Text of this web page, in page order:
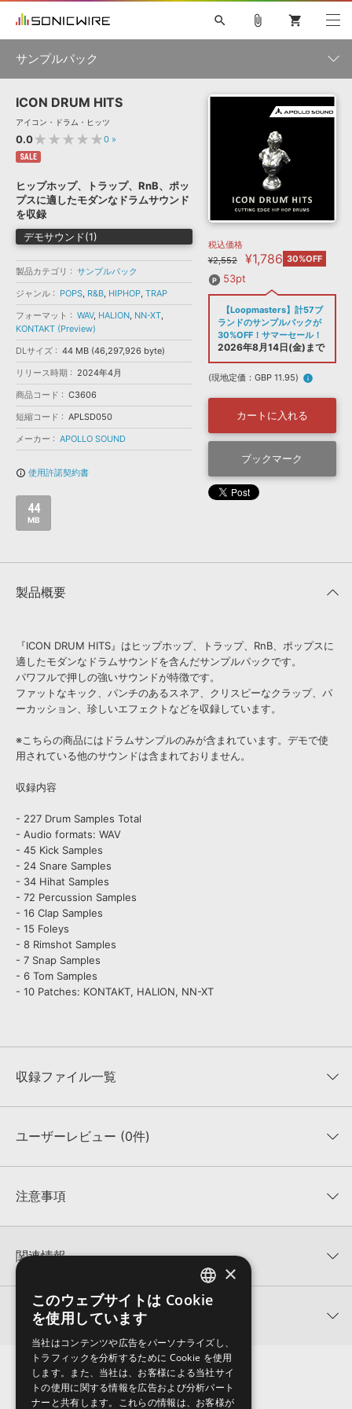
ソフト音源 »
プラグイン・エフェクト »
サンプルパック »
ソフトウェア／ツール »
DAW »
効果音 »
BGM »
特集 »
ニュースレター »
SONICWIREブログ »
製品サポート情報 »
DTMガイド »
FAQ »
お問い合わせ »
音楽カード
楽曲配信流通 サービス
無償のサウンド管理ソフト
次世代型 ボーカル・エディタ
APS
SLS
search
初音ミク NT 鏡音リン・レン V4X
MEIKO V3
KAITO V3
VOCALOID
VIENNA
EZ DRUMMER 3
ライセンスフリーBGM
DUBSTEP
ELECTRONICA
EDM TRANCE
ROUTER.FM
SONOCA
ソフト音源 プラグイン・エフェクト
ソフトウェア／ツール 効果音
attach_file shopping_cart
サンプルパック
製品一覧
メーカー
フォーマット
ランキング
ICON DRUM HITS
アイコン・ドラム・ヒッツ
0.0★★★★★0 »
SALE
ヒップホップ、トラップ、RnB、ポッ
プスに適したモダンなドラムサウンド
を収録
デモサウンド(1)
製品カテゴリ
サンプルパック
ジャンル
POPS, R&B, HIPHOP, TRAP
フォーマット
WAV, HALION, NN-XT,
KONTAKT (Preview)
DLサイズ
44 MB (46,297,926 byte)
リリース時期
2024年4月
商品コード
C3606
短縮コード
APLSD050
メーカー
APOLLO SOUND
info_outline 使用許諾契約書
44
MB
税込価格
¥2,552
¥1,786 30%OFF
53pt
【Loopmasters】計57ブ
ランドのサンプルパックが
30%OFF！サマーセール！
2026年8月14日(金)まで
(現地定価：GBP 11.95) info
カートに入れる
ブックマーク
製品概要
『ICON DRUM HITS』はヒップホップ、トラップ、RnB、ポップスに
適したモダンなドラムサウンドを含んだサンプルパックです。
パワフルで押しの強いサウンドが特徴です。
ファットなキック、パンチのあるスネア、クリスピーなクラップ、パ
ーカッション、珍しいエフェクトなどを収録しています。
※こちらの商品にはドラムサンプルのみが含まれています。デモで使
用されている他のサウンドは含まれておりません。
収録内容
- 227 Drum Samples Total
- Audio formats: WAV
- 45 Kick Samples
- 24 Snare Samples
- 34 Hihat Samples
- 72 Percussion Samples
- 16 Clap Samples
- 15 Foleys
- 8 Rimshot Samples
- 7 Snap Samples
- 6 Tom Samples
- 10 Patches: KONTAKT, HALION, NN-XT
収録ファイル一覧
収録ファイル一覧
ユーザーレビュー (0件)
★★★★★
★5
★2
★1
0%
レビューをもっと見る »
注意事項
KONTAKTフォーマットは、
でお使いいただけます。無償版のKONTAKT PLAYERではお使いい
ただけませんので、ご注意ください。また、「ライブラリ・タブ」
への表示にも対応しておりません。
4GBを超えるデータに関するご注意：
FAT32でフォーマットされた
HDDには、1ファイル4GBを超えるデータを格納することができま
せん。データ容量が4GBを超えるダウンロード製品をご購入いただ
きます際には、NTFSやHFS＋でフォーマットされたHDDをご用意
いただく必要がございます。
関連情報
【Loopmasters】計57ブランドのサンプルパックが30%OFF！サ
マーセール！
ICON DRUM HITSのサポート情報
関連サポート情報
2022.06.06
Steinberg社「HALion」のプリセット追加方法
ENGLISH
×
このウェブサイトは Cookie
を使用しています
当社はコンテンツや広告をパーソナライズし、
トラフィックを分析するために Cookie を使用
します。また、当社は、お客様による当社サイ
トの使用に関する情報を広告および分析パート
ナーと共有します。これらの情報は、お客様が